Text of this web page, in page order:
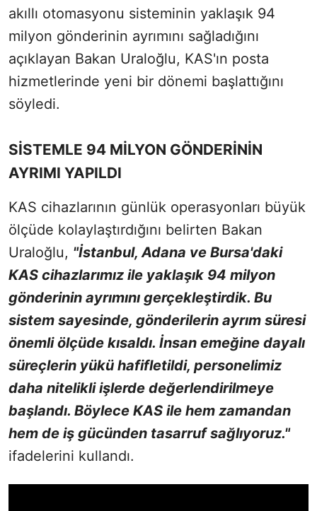
akıllı otomasyonu sisteminin yaklaşık 94
milyon gönderinin ayrımını sağladığını
açıklayan Bakan Uraloğlu, KAS'ın posta
hizmetlerinde yeni bir dönemi başlattığını
söyledi.
SİSTEMLE 94 MİLYON GÖNDERİNİN
AYRIMI YAPILDI
KAS cihazlarının günlük operasyonları büyük
ölçüde kolaylaştırdığını belirten Bakan
Uraloğlu, "İstanbul, Adana ve Bursa'daki
KAS cihazlarımız ile yaklaşık 94 milyon
gönderinin ayrımını gerçekleştirdik. Bu
sistem sayesinde, gönderilerin ayrım süresi
önemli ölçüde kısaldı. İnsan emeğine dayalı
süreçlerin yükü hafifletildi, personelimiz
daha nitelikli işlerde değerlendirilmeye
başlandı. Böylece KAS ile hem zamandan
hem de iş gücünden tasarruf sağlıyoruz."
ifadelerini kullandı.